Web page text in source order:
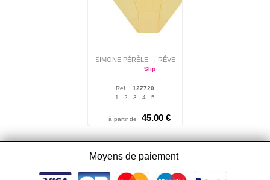
SIMONE PÉRÈLE → RÊVE
Slip
Ref. : 12Z720
1 - 2 - 3 - 4 - 5
à partir de 45.00€
Moyens de paiement